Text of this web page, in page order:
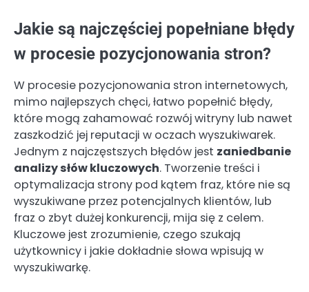
Jakie są najczęściej popełniane błędy
w procesie pozycjonowania stron?
W procesie pozycjonowania stron internetowych,
mimo najlepszych chęci, łatwo popełnić błędy,
które mogą zahamować rozwój witryny lub nawet
zaszkodzić jej reputacji w oczach wyszukiwarek.
Jednym z najczęstszych błędów jest zaniedbanie
analizy słów kluczowych. Tworzenie treści i
optymalizacja strony pod kątem fraz, które nie są
wyszukiwane przez potencjalnych klientów, lub
fraz o zbyt dużej konkurencji, mija się z celem.
Kluczowe jest zrozumienie, czego szukają
użytkownicy i jakie dokładnie słowa wpisują w
wyszukiwarkę.